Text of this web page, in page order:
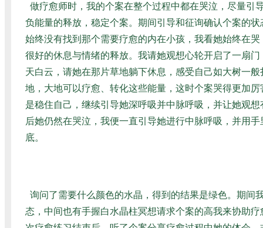
做疗愈师时，我的个案在整个过程中都在哭泣，尽量引
负能量的释放，稳定个案。期间引导和征询确认个案的
始终没有找到那个需要疗愈的内在小孩，我看她始终在
很好的休息与情绪的释放。我请她观想心轮开启了一扇
天白云，请她在那片草地躺下休息，感受自己如大树一
地，大地可以疗愈、转化这些能量，这时个案哭得更加
是稳住自己，继续引导她深呼吸并中脉呼吸，并让她观
后她仍然在哭泣，我便一直引导她进行中脉呼吸，并用
底。
询问了需要什么颜色的水晶，得到的结果是绿色。期间
态，中间也有手握白水晶柱冥想请求个案的高我来协助